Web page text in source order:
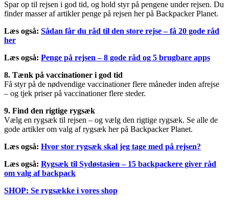
Spar op til rejsen i god tid, og hold styr på pengene under rejsen. Du
finder masser af artikler penge på rejsen her på Backpacker Planet.
Læs også: Sådan får du råd til den store rejse – få 20 gode råd
her
Læs også: Penge på rejsen – 8 gode råd og 5 brugbare apps
8. Tænk på vaccinationer i god tid
Få styr på de nødvendige vaccinationer flere måneder inden afrejse
– og tjek priser på vaccinationer flere steder.
9. Find den rigtige rygsæk
Vælg en rygsæk til rejsen – og vælg den rigtige rygsæk. Se alle de
gode artikler om valg af rygsæk her på Backpacker Planet.
Læs også: Hvor stor rygsæk skal jeg tage med på rejsen?
Læs også: Rygsæk til Sydøstasien – 15 backpackere giver råd
om valg af backpack
SHOP: Se rygsække i vores shop